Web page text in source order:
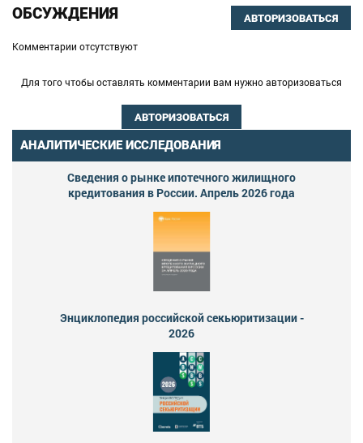
ОБСУЖДЕНИЯ АВТОРИЗОВАТЬСЯ
Комментарии отсутствуют
Для того чтобы оставлять комментарии вам нужно авторизоваться
АВТОРИЗОВАТЬСЯ
АНАЛИТИЧЕСКИЕ ИССЛЕДОВАНИЯ
Сведения о рынке ипотечного жилищного
кредитования в России. Апрель 2026 года
Энциклопедия российской секьюритизации -
2026